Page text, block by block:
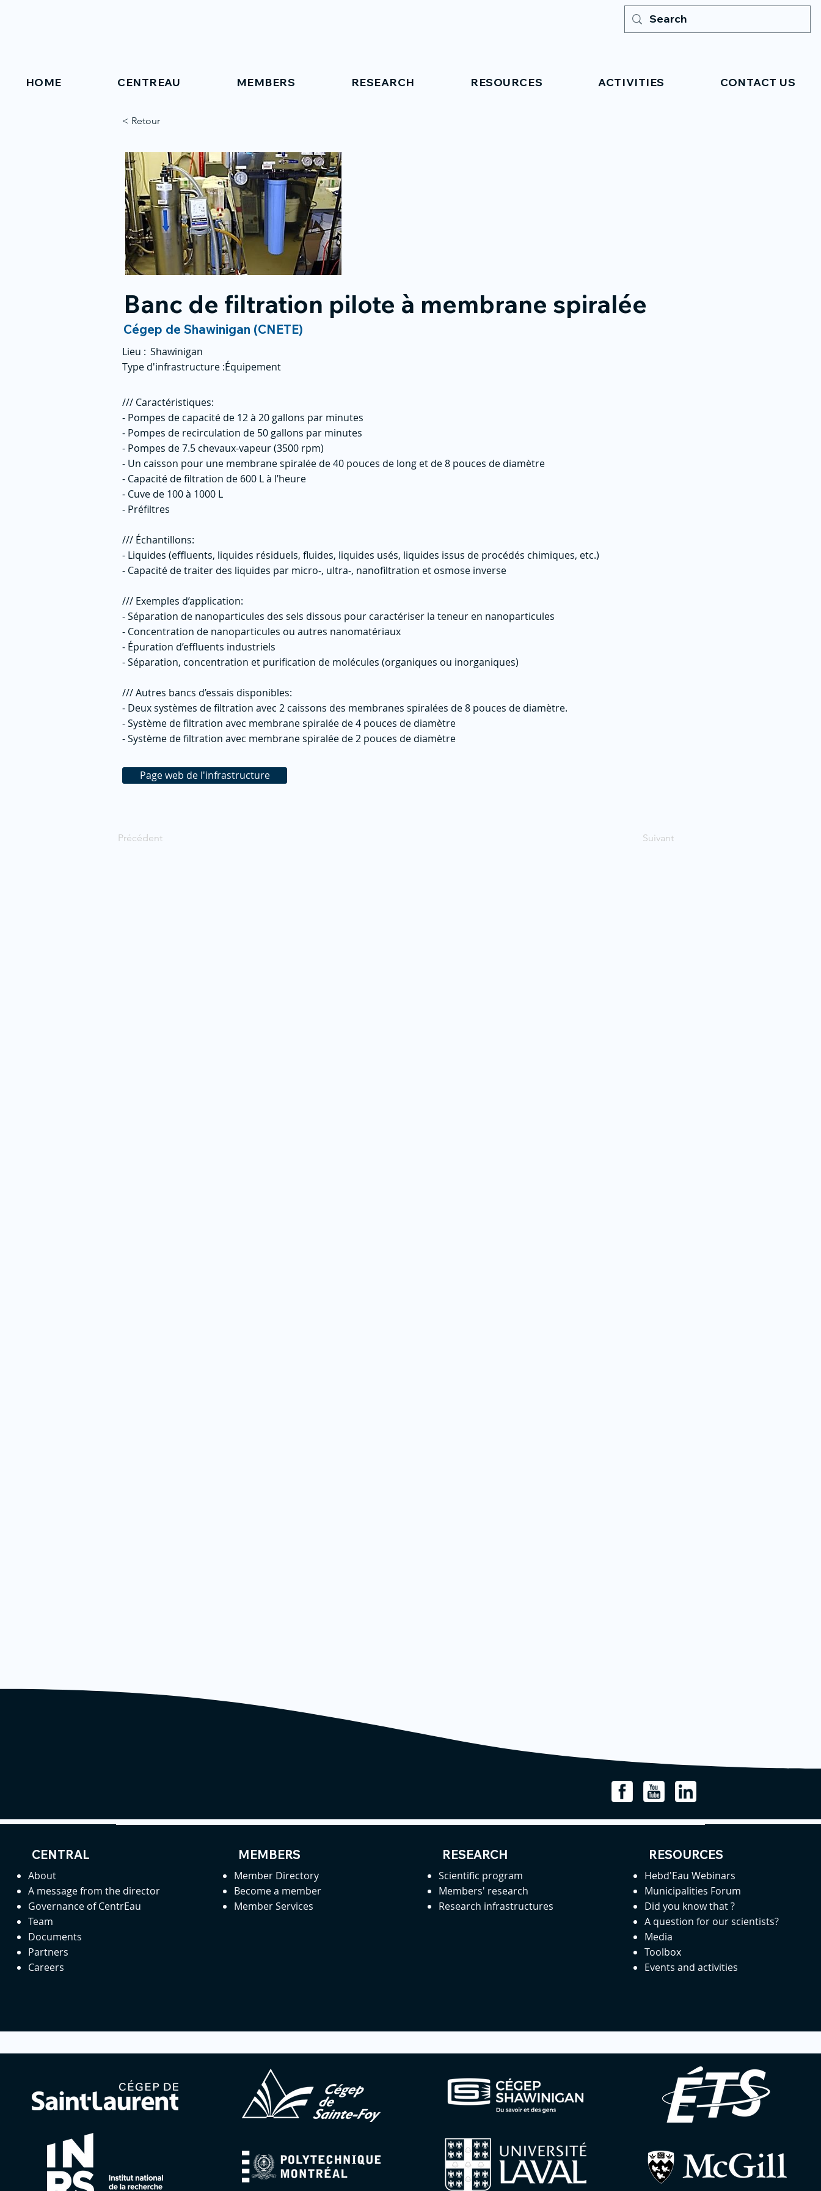
HOME CENTREAU MEMBERS RESEARCH RESOURCES ACTIVITIES CONTACT US
< Retour
Banc de filtration pilote à membrane spiralée
Cégep de Shawinigan (CNETE)
Lieu : Shawinigan
Type d'infrastructure :Équipement
/// Caractéristiques:
- Pompes de capacité de 12 à 20 gallons par minutes
- Pompes de recirculation de 50 gallons par minutes
- Pompes de 7.5 chevaux-vapeur (3500 rpm)
- Un caisson pour une membrane spiralée de 40 pouces de long et de 8 pouces de diamètre
- Capacité de filtration de 600 L à l’heure
- Cuve de 100 à 1000 L
- Préfiltres
/// Échantillons:
- Liquides (effluents, liquides résiduels, fluides, liquides usés, liquides issus de procédés chimiques, etc.)
- Capacité de traiter des liquides par micro-, ultra-, nanofiltration et osmose inverse
/// Exemples d’application:
- Séparation de nanoparticules des sels dissous pour caractériser la teneur en nanoparticules
- Concentration de nanoparticules ou autres nanomatériaux
- Épuration d’effluents industriels
- Séparation, concentration et purification de molécules (organiques ou inorganiques)
/// Autres bancs d’essais disponibles:
- Deux systèmes de filtration avec 2 caissons des membranes spiralées de 8 pouces de diamètre.
- Système de filtration avec membrane spiralée de 4 pouces de diamètre
- Système de filtration avec membrane spiralée de 2 pouces de diamètre
Page web de l'infrastructure
Précédent Suivant
CENTRAL
About
A message from the director
Governance of CentrEau
Team
Documents
Partners
Careers
MEMBERS
Member Directory
Become a member
Member Services
RESEARCH
Scientific program
Members' research
Research infrastructures
RESOURCES
Hebd'Eau Webinars
Municipalities Forum
Did you know that ?
A question for our scientists?
Media
Toolbox
Events and activities